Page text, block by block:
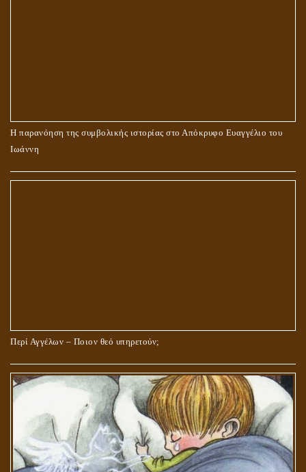
Η παρανόηση της συμβολικής ιστορίας στο Απόκρυφο Ευαγγέλιο του
Ιωάννη
Περί Αγγέλων – Ποιον θεό υπηρετούν;